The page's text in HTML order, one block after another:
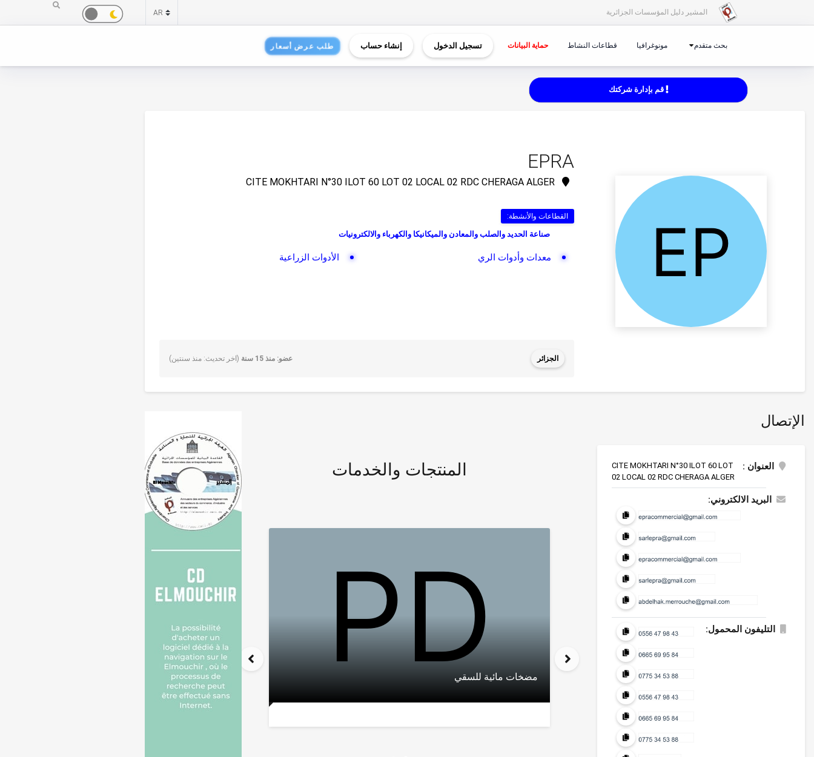
المشير دليل المؤسسات الجزائرية
بحث متقدم مونوغرافيا قطاعات النشاط حماية البيانات تسجيل الدخول إنشاء حساب طلب عرض أسعار
قم بإدارة شركتك
EPRA
CITE MOKHTARI N°30 ILOT 60 LOT 02 LOCAL 02 RDC CHERAGA ALGER
القطاعات والأنشطة:
صناعة الحديد والصلب والمعادن والميكانيكا والكهرباء والالكترونيات
معدات وأدوات الري الأدوات الزراعية
الجزائر عضو: منذ 15 سنة (اخر تحديث: منذ سنتين)
الإتصال
العنوان :
CITE MOKHTARI N°30 ILOT 60 LOT
02 LOCAL 02 RDC CHERAGA ALGER
البريد الالكتروني:
التليفون المحمول:
المنتجات والخدمات
مضخات كهربائية مضخات مائية للسقي